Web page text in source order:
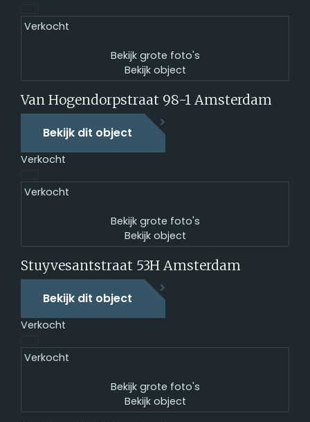
Verkocht
Bekijk grote foto's
Bekijk object
Van Hogendorpstraat 98-1 Amsterdam
Bekijk dit object
Verkocht
Verkocht
Bekijk grote foto's
Bekijk object
Stuyvesantstraat 53H Amsterdam
Bekijk dit object
Verkocht
Verkocht
Bekijk grote foto's
Bekijk object